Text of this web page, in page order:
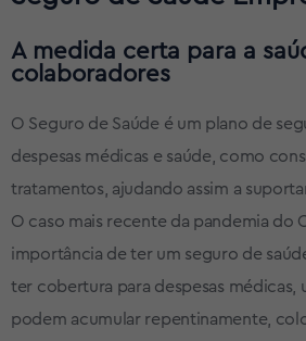
A medida certa para a
colaboradores
O Seguro de Saúde é um plano de
despesas médicas e saúde, como
tratamentos, ajudando assim a
O caso mais recente da pandemia do
importância de ter um seguro de
ter cobertura para despesas médicas,
podem acumular repentinamente,